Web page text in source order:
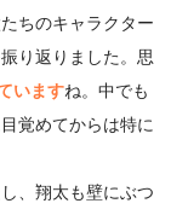
ちのキャラクター
り返りました。思
いますね。中でも
覚めてからは特に
、翔太も壁にぶつ